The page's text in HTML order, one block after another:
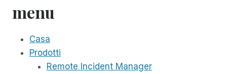
menu
Casa
Prodotti
Remote Incident Manager